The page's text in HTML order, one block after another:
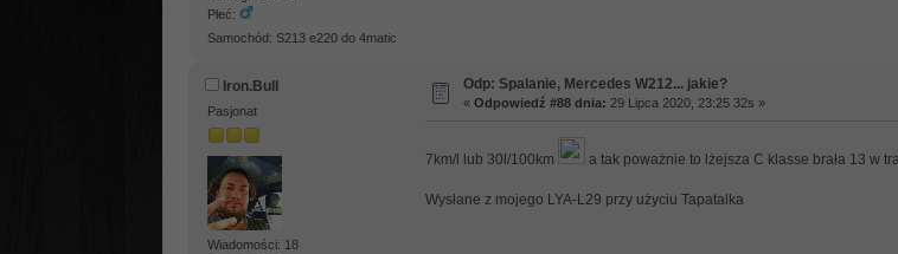
Płeć:
Samochód: S213 e220 do 4matic
Iron.Bull
Pasjonat
Wiadomości: 18
Odp: Spalanie, Mercedes W212... jakie?
« Odpowiedź #88 dnia: 29 Lipca 2020, 23:25 32s »
7km/l lub 30l/100km a tak poważnie to lżejsza C klasse brała 13 w
Wysłane z mojego LYA-L29 przy użyciu Tapatalka